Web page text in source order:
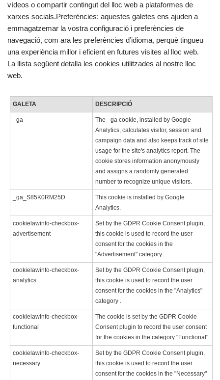
vídeos o compartir contingut del lloc web a plataformes de
xarxes socials.Preferències: aquestes galetes ens ajuden a
emmagatzemar la vostra configuració i preferències de
navegació, com ara les preferències d’idioma, perquè tingueu
una experiència millor i eficient en futures visites al lloc web.
La llista següent detalla les cookies utilitzades al nostre lloc
web.
GALETA DESCRIPCIÓ
_ga
The _ga cookie, installed by Google
Analytics, calculates visitor, session and
campaign data and also keeps track of site
usage for the site's analytics report. The
cookie stores information anonymously
and assigns a randomly generated
number to recognize unique visitors.
_ga_S85K0RM25D
This cookie is installed by Google
Analytics.
cookielawinfo-checkbox-
advertisement
Set by the GDPR Cookie Consent plugin,
this cookie is used to record the user
consent for the cookies in the
"Advertisement" category .
cookielawinfo-checkbox-
analytics
Set by the GDPR Cookie Consent plugin,
this cookie is used to record the user
consent for the cookies in the "Analytics"
category .
cookielawinfo-checkbox-
functional
The cookie is set by the GDPR Cookie
Consent plugin to record the user consent
for the cookies in the category "Functional".
cookielawinfo-checkbox-
necessary
Set by the GDPR Cookie Consent plugin,
this cookie is used to record the user
consent for the cookies in the "Necessary"